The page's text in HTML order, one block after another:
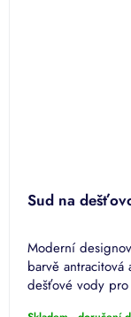
Sud na
Moderní
barvě
dešťové vody pro